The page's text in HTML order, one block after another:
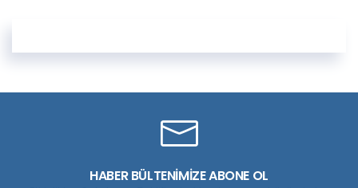
HABER BÜLTENİMİZE ABONE OL